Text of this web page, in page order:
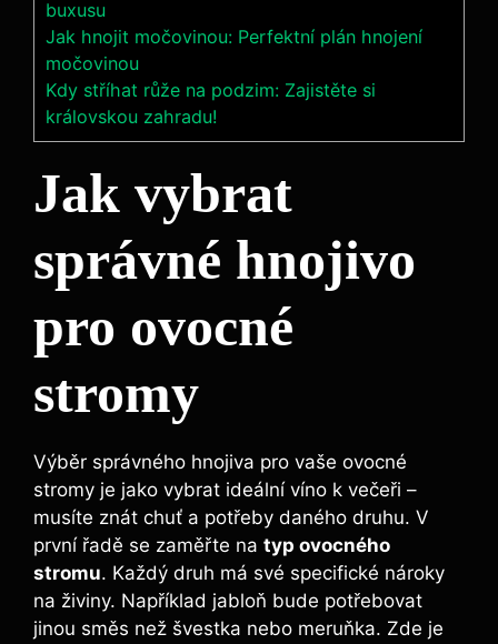
buxusu
Jak hnojit močovinou: Perfektní plán hnojení
močovinou
Kdy stříhat růže na podzim: Zajistěte si
královskou zahradu!
Jak vybrat
správné hnojivo
pro ovocné
⁤stromy
Výběr správného hnojiva pro⁢ vaše ovocné
stromy je jako vybrat ⁤ideální víno k večeři –
musíte znát ⁤chuť a ⁤potřeby daného druhu. V ​
první ‌řadě⁤ se zaměřte⁤ na typ ovocného
stromu. Každý druh má své specifické nároky
na živiny. Například‍ jabloň bude potřebovat
‍jinou směs​ než švestka nebo meruňka.‌ Zde je